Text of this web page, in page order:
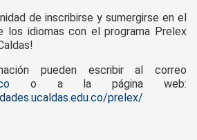
de inscribirse y sumergirse en el
los idiomas con el programa Prelex
pueden escribir al correo
o a la página web:
prelex/